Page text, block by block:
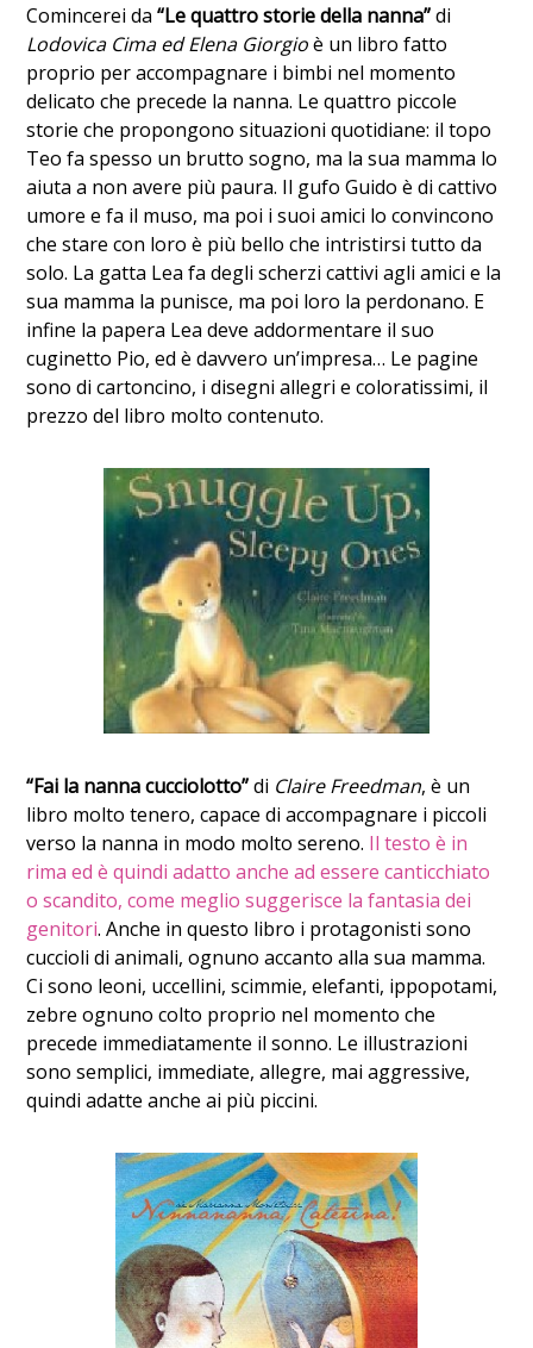
Comincerei da“Le quattro storie della nanna”di
Lodovica Cima ed Elena Giorgioè un libro fatto
proprio per accompagnare i bimbi nel momento
delicato che precede la nanna. Le quattro piccole
storie che propongono situazioni quotidiane: il topo
Teo fa spesso un brutto sogno, ma la sua mamma lo
aiuta a non avere più paura. Il gufo Guido è di cattivo
umore e fa il muso, ma poi i suoi amici lo convincono
che stare con loro è più bello che intristirsi tutto da
solo. La gatta Lea fa degli scherzi cattivi agli amici e la
sua mamma la punisce, ma poi loro la perdonano. E
infine la papera Lea deve addormentare il suo
cuginetto Pio, ed è davvero un’impresa… Le pagine
sono di cartoncino, i disegni allegri e coloratissimi, il
prezzo del libro molto contenuto.
“Fai la nanna cucciolotto”di Claire Freedman, è un
libro molto tenero, capace di accompagnare i piccoli
verso la nanna in modo molto sereno. Il testo è in
rima ed è quindi adatto anche ad essere canticchiato
o scandito, come meglio suggerisce la fantasia dei
genitori. Anche in questo libro i protagonisti sono
cuccioli di animali, ognuno accanto alla sua mamma.
Ci sono leoni, uccellini, scimmie, elefanti, ippopotami,
zebre ognuno colto proprio nel momento che
precede immediatamente il sonno. Le illustrazioni
sono semplici, immediate, allegre, mai aggressive,
quindi adatte anche ai più piccini.